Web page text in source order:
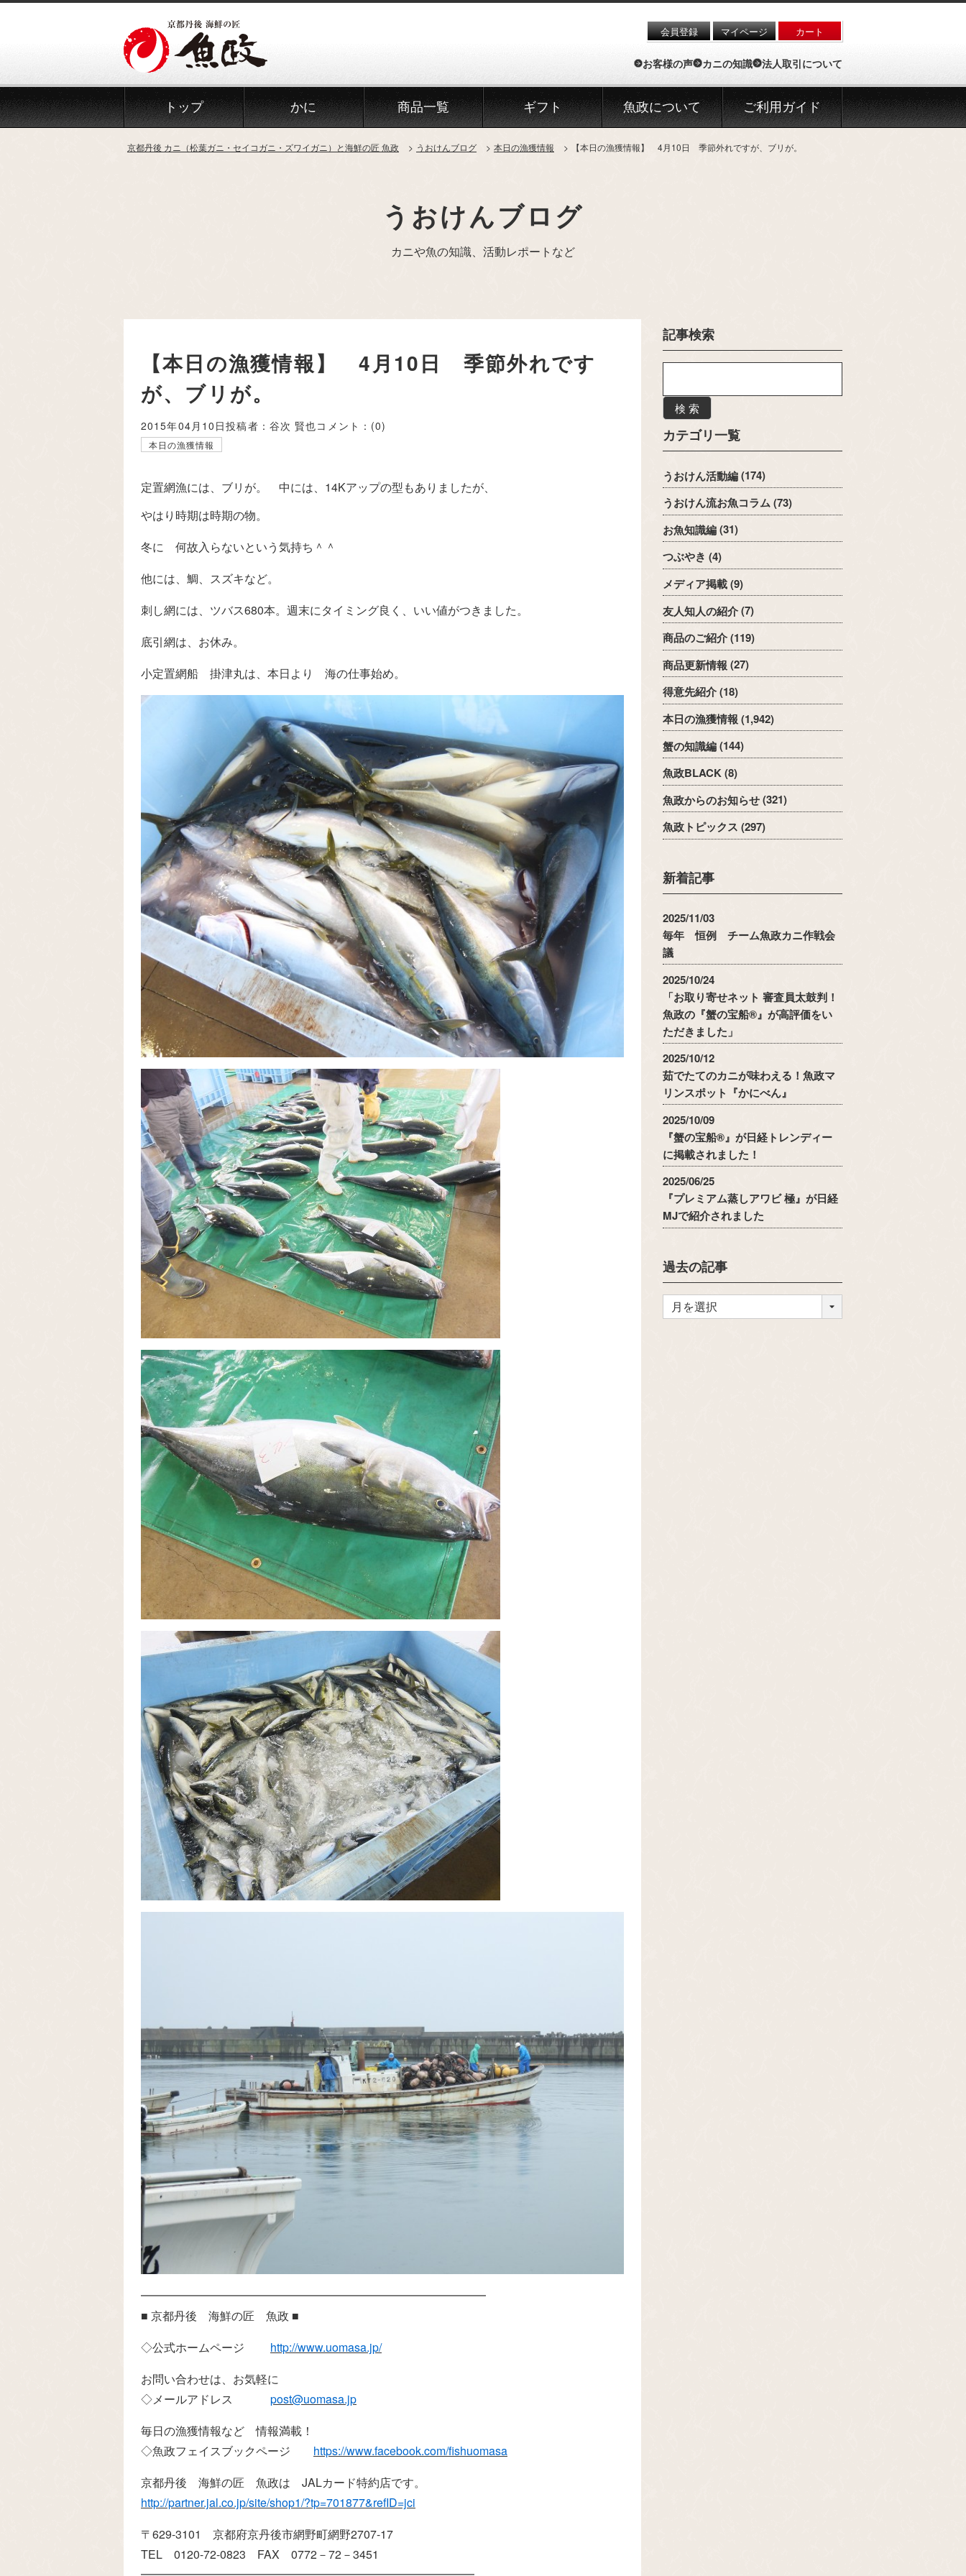
Skip
会員登録 マイページ カート
お客様の声 カニの知識 法人取引について
トップ かに 商品一覧 ギフト 魚政について ご利用ガイド
京都丹後 カニ（松葉ガニ・セイコガニ・ズワイガニ）と海鮮の匠 魚政 うおけんブログ 本日の漁獲情報 【本日の漁獲情報】 4月10日 季節外れですが、ブリが。
うおけんブログ
カニや魚の知識、活動レポートなど
【本日の漁獲情報】 4月10日 季節外れです
が、ブリが。
2015年04月10日投稿者：谷次 賢也コメント： (0)
本日の漁獲情報
定置網漁には、ブリが。 中には、14Kアップの型もありましたが、
やはり時期は時期の物。
冬に 何故入らないという気持ち＾＾
他には、鯛、スズキなど。
刺し網には、ツバス680本。週末にタイミング良く、いい値がつきました。
底引網は、お休み。
小定置網船 掛津丸は、本日より 海の仕事始め。
━━━━━━━━━━━━━━━━━━━━━━━━━━━━━━
■ 京都丹後 海鮮の匠 魚政 ■
◇公式ホームページ http://www.uomasa.jp/
お問い合わせは、お気軽に
◇メールアドレス post@uomasa.jp
毎日の漁獲情報など 情報満載！
◇魚政フェイスブックページ https://www.facebook.com/fishuomasa
京都丹後 海鮮の匠 魚政は JALカード特約店です。
http://partner.jal.co.jp/site/shop1/?tp=701877&refID=jci
〒629-3101 京都府京丹後市網野町網野2707-17
TEL 0120-72-0823 FAX 0772－72－3451
記事検索
検 索
カテゴリ一覧
うおけん活動編(174)
うおけん流お魚コラム(73)
お魚知識編(31)
つぶやき (4)
メディア掲載(9)
友人知人の紹介(7)
商品のご紹介(119)
商品更新情報 (27)
得意先紹介(18)
本日の漁獲情報 (1,942)
蟹の知識編(144)
魚政BLACK(8)
魚政からのお知らせ(321)
魚政トピックス (297)
新着記事
2025/11/03
毎年 恒例 チーム魚政カニ作戦会
議
2025/10/24
「お取り寄せネット 審査員太鼓判！
魚政の『蟹の宝船®』が高評価をい
ただきました」
2025/10/12
茹でたてのカニが味わえる！魚政マ
リンスポット『かにべん』
2025/10/09
『蟹の宝船®』が日経トレンディー
に掲載されました！
2025/06/25
『プレミアム蒸しアワビ 極』が日経
MJで紹介されました
過去の記事